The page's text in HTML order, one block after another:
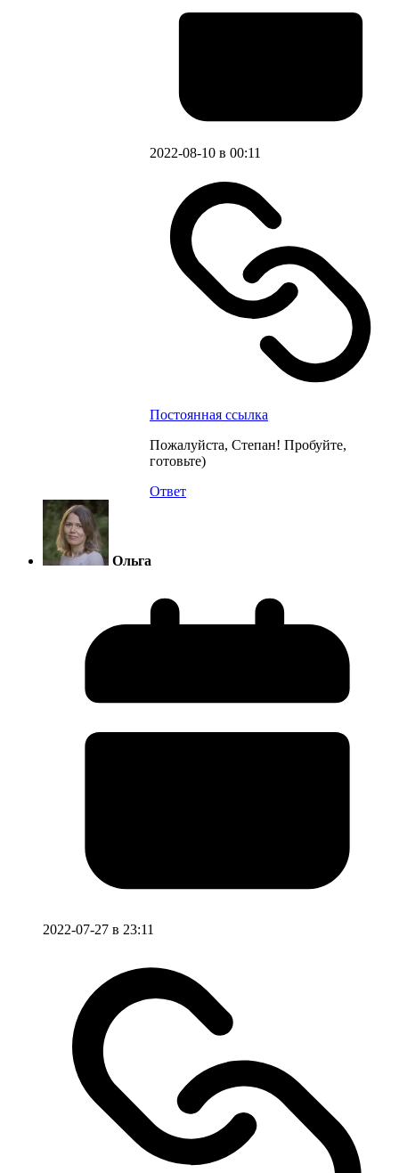
2022-08-10 в 00:11
Постоянная ссылка
Пожалуйста, Степан! Пробуйте,
готовьте)
Ответ
Ольга
2022-07-27 в 23:11